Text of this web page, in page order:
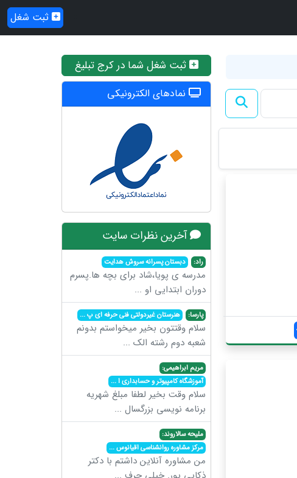
ثبت شغل
ثبت شغل شما در کرج تبلیغ
نمادهای الکترونیکی
آخرین نظرات سایت
راد: دبستان پسرانه سروش هدایت
مدرسه ی پویا،شاد برای بچه ها.پسرم
دوران ابتدایی او ...
پارسا: هنرستان غیردولتی فنی حرفه ای پ...
سلام وقتتون بخیر میخواستم بدونم
شعبه دوم رشته الک ...
مریم ابراهیمی:
آموزشگاه کامپیوتر و حسابداری ا...
سلام وقت بخیر لطفا مبلغ شهریه
برنامه نویسی بزرگسال ...
ملیحه سالاروند:
مرکز مشاوره روانشناسی اقیانوس...
من مشاوره آنلاین داشتم با دکتر